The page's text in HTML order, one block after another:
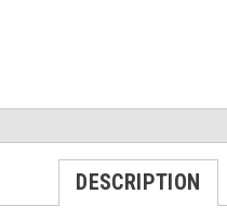
DESCRIPTION